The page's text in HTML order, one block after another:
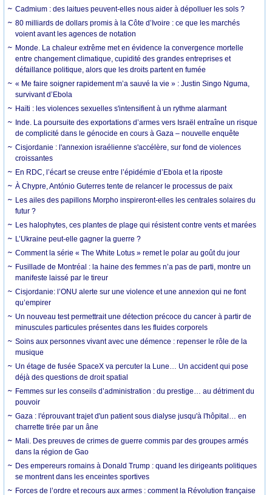
Cadmium : des laitues peuvent-elles nous aider à dépolluer les sols ?
80 milliards de dollars promis à la Côte d’Ivoire : ce que les marchés
voient avant les agences de notation
Monde. La chaleur extrême met en évidence la convergence mortelle
entre changement climatique, cupidité des grandes entreprises et
défaillance politique, alors que les droits partent en fumée
« Me faire soigner rapidement m’a sauvé la vie » : Justin Singo Nguma,
survivant d’Ebola
Haïti : les violences sexuelles s'intensifient à un rythme alarmant
Inde. La poursuite des exportations d’armes vers Israël entraîne un risque
de complicité dans le génocide en cours à Gaza – nouvelle enquête
Cisjordanie : l'annexion israélienne s'accélère, sur fond de violences
croissantes
En RDC, l’écart se creuse entre l’épidémie d’Ebola et la riposte
À Chypre, António Guterres tente de relancer le processus de paix
Les ailes des papillons Morpho inspireront-elles les centrales solaires du
futur ?
Les halophytes, ces plantes de plage qui résistent contre vents et marées
L’Ukraine peut-elle gagner la guerre ?
Comment la série « The White Lotus » remet le polar au goût du jour
Fusillade de Montréal : la haine des femmes n’a pas de parti, montre un
manifeste laissé par le tireur
Cisjordanie: l’ONU alerte sur une violence et une annexion qui ne font
qu’empirer
Un nouveau test permettrait une détection précoce du cancer à partir de
minuscules particules présentes dans les fluides corporels
Soins aux personnes vivant avec une démence : repenser le rôle de la
musique
Un étage de fusée SpaceX va percuter la Lune… Un accident qui pose
déjà des questions de droit spatial
Femmes sur les conseils d’administration : du prestige… au détriment du
pouvoir
Gaza : l'éprouvant trajet d'un patient sous dialyse jusqu'à l'hôpital… en
charrette tirée par un âne
Mali. Des preuves de crimes de guerre commis par des groupes armés
dans la région de Gao
Des empereurs romains à Donald Trump : quand les dirigeants politiques
se montrent dans les enceintes sportives
Forces de l’ordre et recours aux armes : comment la Révolution française